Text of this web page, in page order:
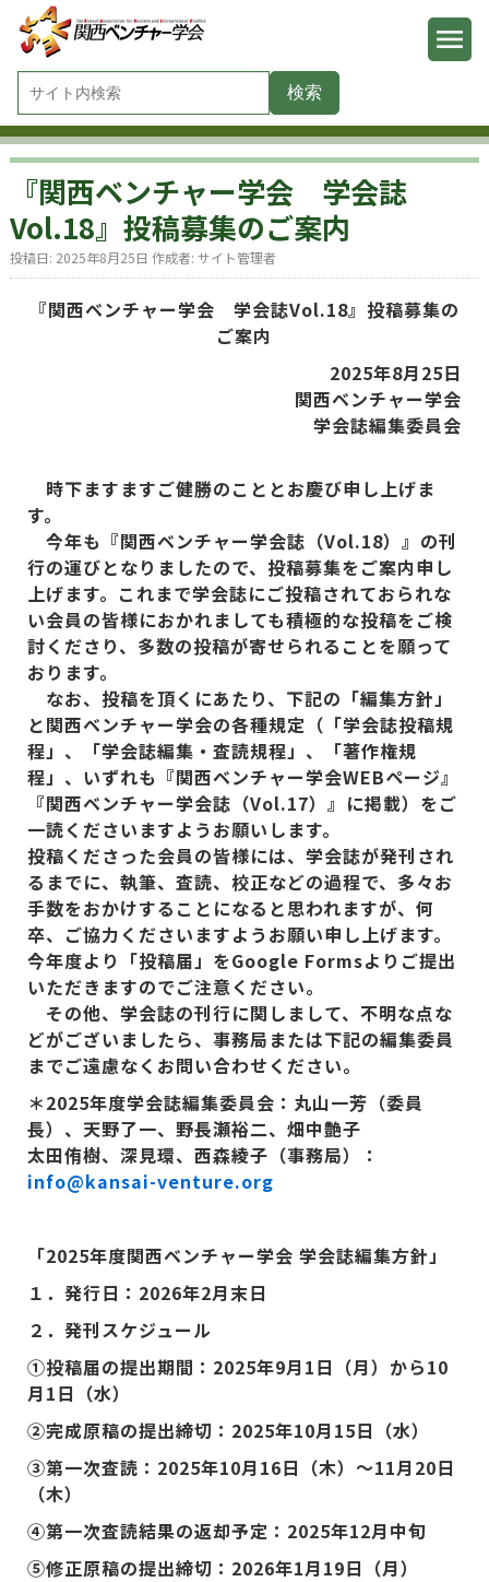
『関西ベンチャー学会 学会誌
Vol.18』投稿募集のご案内
投稿日: 2025年8月25日 作成者: サイト管理者
『関西ベンチャー学会 学会誌Vol.18』投稿募集の
ご案内
2025年8月25日
関西ベンチャー学会
学会誌編集委員会
時下ますますご健勝のこととお慶び申し上げま
す。
今年も『関西ベンチャー学会誌（Vol.18）』の刊
行の運びとなりましたので、投稿募集をご案内申し
上げます。これまで学会誌にご投稿されておられな
い会員の皆様におかれましても積極的な投稿をご検
討くださり、多数の投稿が寄せられることを願って
おります。
なお、投稿を頂くにあたり、下記の「編集方針」
と関西ベンチャー学会の各種規定（「学会誌投稿規
程」、「学会誌編集・査読規程」、「著作権規
程」、いずれも『関西ベンチャー学会WEBページ』
『関西ベンチャー学会誌（Vol.17）』に掲載）をご
一読くださいますようお願いします。
投稿くださった会員の皆様には、学会誌が発刊され
るまでに、執筆、査読、校正などの過程で、多々お
手数をおかけすることになると思われますが、何
卒、ご協力くださいますようお願い申し上げます。
今年度より「投稿届」をGoogle Formsよりご提出
いただきますのでご注意ください。
その他、学会誌の刊行に関しまして、不明な点な
どがございましたら、事務局または下記の編集委員
までご遠慮なくお問い合わせください。
＊2025年度学会誌編集委員会：丸山一芳（委員
長）、天野了一、野長瀬裕二、畑中艶子
太田侑樹、深見環、西森綾子（事務局）：
info@kansai-venture.org
「2025年度関西ベンチャー学会 学会誌編集方針」
１．発行日： 2026年2月末日
２．発刊スケジュール
①投稿届の提出期間：2025年9月1日（月）から10
月1日（水）
②完成原稿の提出締切：2025年10月15日（水）
③第一次査読：2025年10月16日（木）～11月20日
（木）
④第一次査読結果の返却予定：2025年12月中旬
⑤修正原稿の提出締切：2026年1月19日（月）